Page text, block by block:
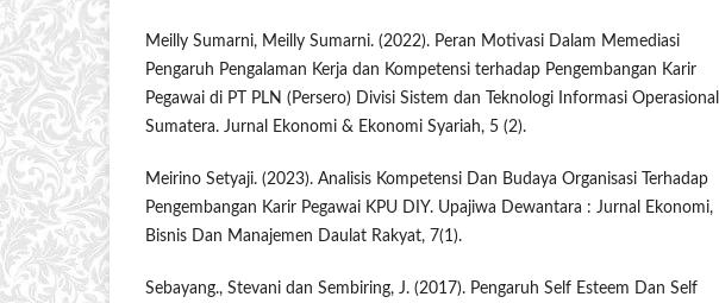
Meilly Sumarni, Meilly Sumarni. (2022). Peran Motivasi Dalam Memediasi
Pengaruh Pengalaman Kerja dan Kompetensi terhadap Pengembangan Karir
Pegawai di PT PLN (Persero) Divisi Sistem dan Teknologi Informasi Operasional
Sumatera. Jurnal Ekonomi & Ekonomi Syariah, 5 (2).
Meirino Setyaji. (2023). Analisis Kompetensi Dan Budaya Organisasi Terhadap
Pengembangan Karir Pegawai KPU DIY. Upajiwa Dewantara : Jurnal Ekonomi,
Bisnis Dan Manajemen Daulat Rakyat, 7(1).
Sebayang., Stevani dan Sembiring, J. (2017). Pengaruh Self Esteem Dan Self